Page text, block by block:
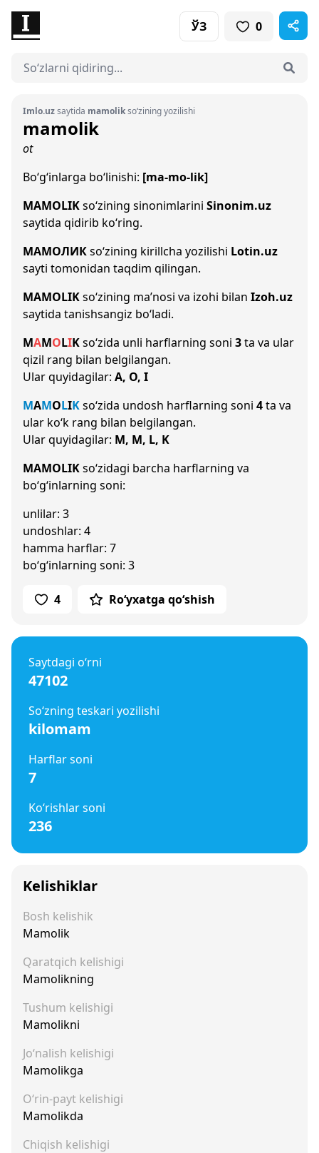
ЎЗ 0
Imlo.uzsaytida mamolikso‘zining yozilishi
mamolik
ot
Bo‘g‘inlarga bo‘linishi: [ma-mo-lik]
MAMOLIKso‘zining sinonimlarini Sinonim.uz
saytida qidirib ko‘ring.
МАМОЛИКso‘zining kirillcha yozilishi Lotin.uz
sayti tomonidan taqdim qilingan.
MAMOLIKso‘zining ma’nosi va izohi bilan Izoh.uz
saytida tanishsangiz bo‘ladi.
MAMOLIKso‘zida unli harflarning soni 3ta va ular
qizil rang bilan belgilangan.
Ular quyidagilar: A, O, I
MAMOLIKso‘zida undosh harflarning soni 4ta va
ular ko‘k rang bilan belgilangan.
Ular quyidagilar: M, M, L, K
MAMOLIKso‘zidagi barcha harflarning va
bo‘g‘inlarning soni:
unlilar: 3
undoshlar: 4
hamma harflar: 7
bo‘g‘inlarning soni: 3
4 Ro‘yxatga qo‘shish
Saytdagi o‘rni
47102
So‘zning teskari yozilishi
kilomam
Harflar soni
7
Ko‘rishlar soni
236
Kelishiklar
Bosh kelishik
Mamolik
Qaratqich kelishigi
Mamolikning
Tushum kelishigi
Mamolikni
Jo‘nalish kelishigi
Mamolikga
O‘rin-payt kelishigi
Mamolikda
Chiqish kelishigi